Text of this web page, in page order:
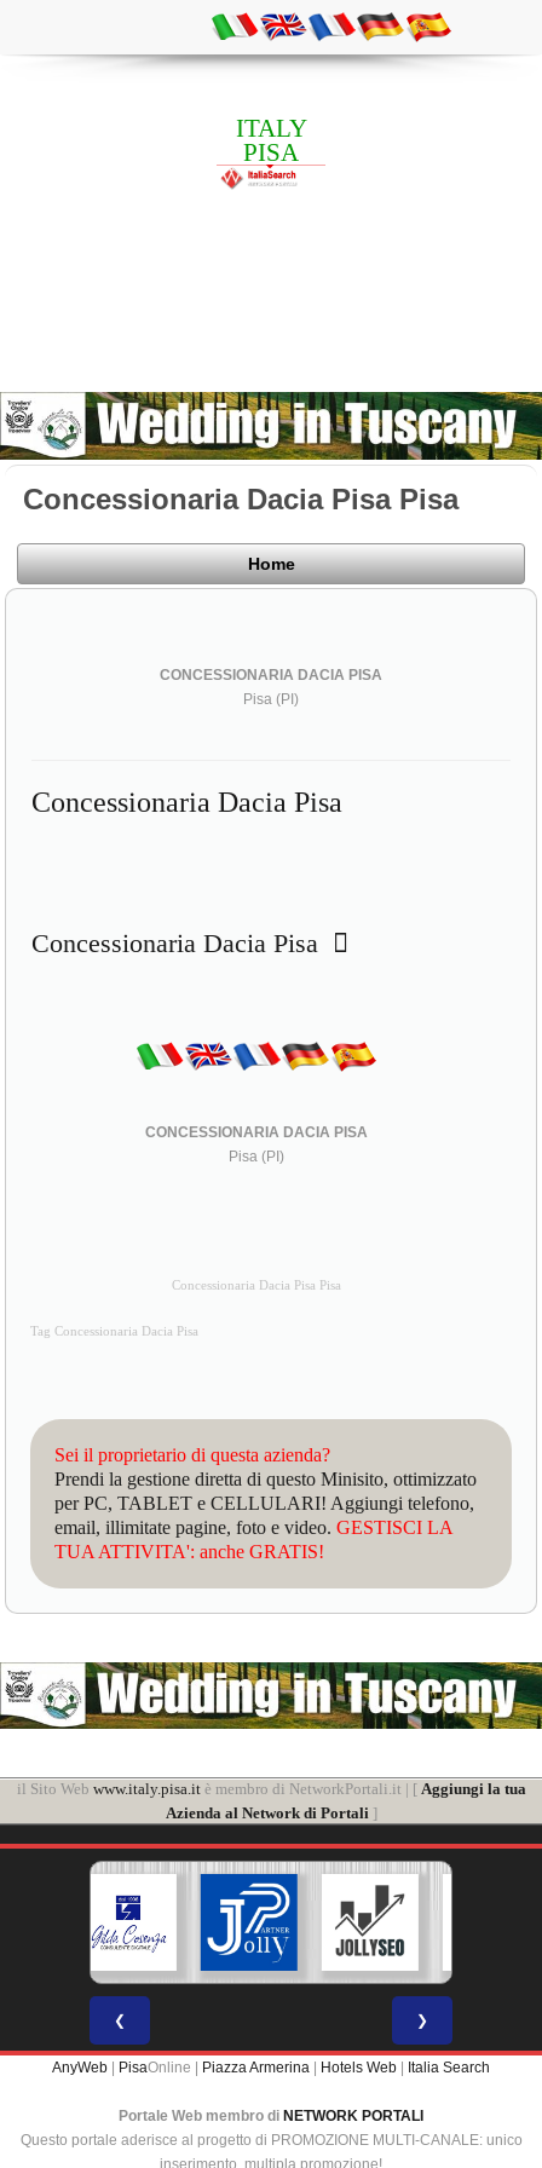
ITALY
PISA
Concessionaria Dacia Pisa Pisa
Home
CONCESSIONARIA DACIA PISA
Pisa (PI)
Concessionaria Dacia Pisa
Concessionaria Dacia Pisa
CONCESSIONARIA DACIA PISA
Pisa (PI)
Concessionaria Dacia Pisa Pisa
Tag Concessionaria Dacia Pisa
Sei il proprietario di questa azienda?
Prendi la gestione diretta di questo Minisito, ottimizzato
per PC, TABLET e CELLULARI! Aggiungi telefono,
email, illimitate pagine, foto e video.GESTISCI LA
TUA ATTIVITA': anche GRATIS!
il Sito Web www.italy.pisa.itè membro di NetworkPortali.it | [ Aggiungi la tua
Azienda al Network di Portali]
❮ ❯
AnyWeb PisaOnline | Piazza Armerina Hotels Web Italia Search
Portale Web membro di NETWORK PORTALI
Questo portale aderisce al progetto di PROMOZIONE MULTI-CANALE: unico
inserimento, multipla promozione!